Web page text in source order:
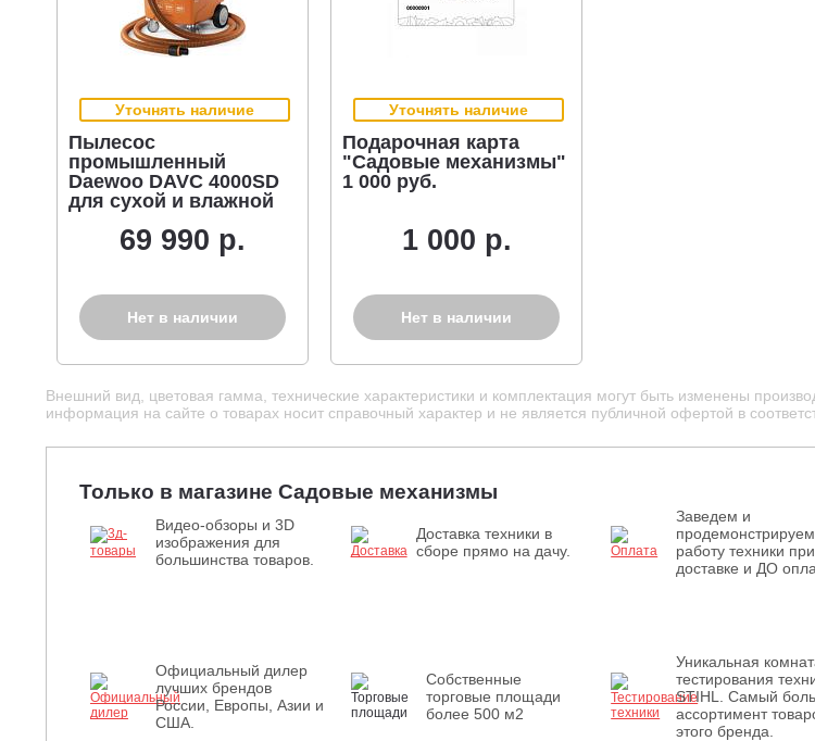
Уточнять наличие
Пылесос
промышленный
Daewoo DAVC 4000SD
для сухой и влажной
4800 л/мин, 250 мбар,
контейнер 40 л., шланг
69 990 р.
Нет в наличии
Уточнять наличие
Подарочная карта
"Садовые механизмы"
1 000 руб.
1 000 р.
Нет в наличии
Внешний вид, цветовая гамма, технические характеристики и комплектация могут быть изменены
информация на сайте о товарах носит справочный характер и не является публичной офертой в
Только в магазине Садовые механизмы
Видео-обзоры и 3D
изображения для
большинства товаров.
Доставка техники в
сборе прямо на дачу.
Заведем и
продемонстрируем
работу техники при
доставке и ДО
Официальный дилер
лучших брендов
России, Европы, Азии и
США.
Собственные
торговые площади
более 500 м2
Уникальная
тестирования
STIHL. Самый
ассортимент
этого бренда.